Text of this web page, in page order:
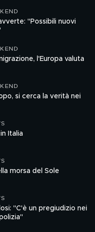
"Possibili nuovi
l'Europa valuta
si cerca la verità nei
Italia
morsa del Sole
"C'è un pregiudizio nei